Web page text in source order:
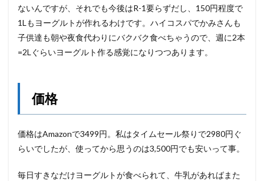
ないんですが、それでも今後はR-1要らずだし、150円程度で
1Lもヨーグルトが作れるわけです。ハイコスパでかみさんも
子供達も朝や夜食代わりにバクバク食べちゃうので、週に2本
=2Lぐらいヨーグルト作る感覚になりつつあります。
価格
価格はAmazonで3499円。私はタイムセール祭りで2980円ぐ
らいでしたが、使ってから思うのは3,500円でも安いって事。
毎日すきなだけヨーグルトが食べられて、牛乳があればまた